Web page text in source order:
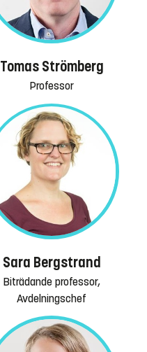
Tomas Strömberg
Professor
Sara Bergstrand
Biträdande professor,
Avdelningschef